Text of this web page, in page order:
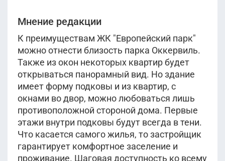
Мнение редакции
К преимуществам ЖК "Европейский парк"
можно отнести близость парка Оккервиль.
Также из окон некоторых квартир будет
открываться панорамный вид. Но здание
имеет форму подковы и из квартир, с
окнами во двор, можно любоваться лишь
противоположной стороной дома. Первые
этажи внутри подковы будут всегда в тени.
Что касается самого жилья, то застройщик
гарантирует комфортное заселение и
проживание. Шаговая доступность ко всему